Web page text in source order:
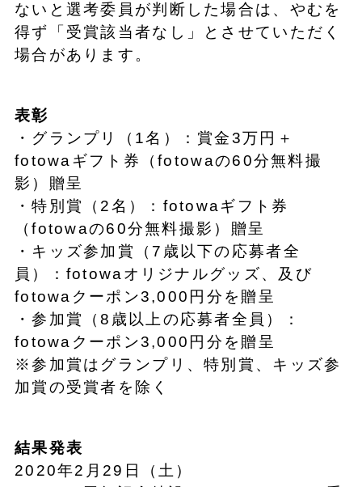
ないと選考委員が判断した場合は、やむを
得ず「受賞該当者なし」とさせていただく
場合があります。
表彰
・グランプリ（1名）：賞金3万円＋
fotowaギフト券（fotowaの60分無料撮
影）贈呈
・特別賞（2名）：fotowaギフト券
（fotowaの60分無料撮影）贈呈
・キッズ参加賞（7歳以下の応募者全
員）：fotowaオリジナルグッズ、及び
fotowaクーポン3,000円分を贈呈
・参加賞（8歳以上の応募者全員）：
fotowaクーポン3,000円分を贈呈
※参加賞はグランプリ、特別賞、キッズ参
加賞の受賞者を除く
結果発表
2020年2月29日（土）